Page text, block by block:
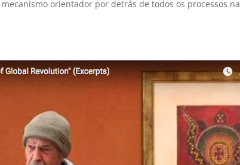
orientador por detrás de todos os processos na